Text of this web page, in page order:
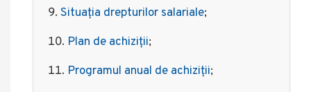
Situația drepturilor salariale;
Plan de achiziții;
Programul anual de achiziții;